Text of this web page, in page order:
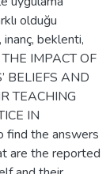
olduğu
inanç, beklenti,
IMPACT OF
BELIEFS AND
TEACHING
IN
find the answers
are the reported